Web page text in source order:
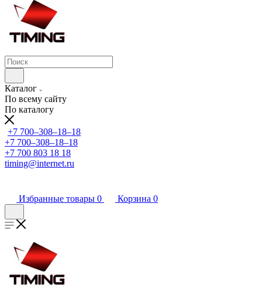
Каталог
По всему сайту
По каталогу
+7 700‒308‒18‒18
+7 700‒308‒18‒18
+7 700 803 18 18
timing@internet.ru
Избранные товары 0 Корзина 0